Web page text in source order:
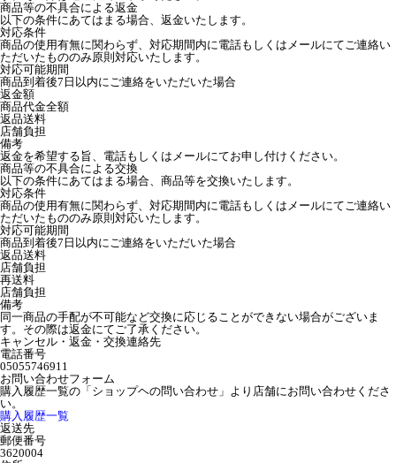
商品等の不具合による返金
以下の条件にあてはまる場合、返金いたします。
対応条件
商品の使用有無に関わらず、対応期間内に電話もしくはメールにてご連絡い
ただいたもののみ原則対応いたします。
対応可能期間
商品到着後7日以内にご連絡をいただいた場合
返金額
商品代金全額
返品送料
店舗負担
備考
返金を希望する旨、電話もしくはメールにてお申し付けください。
商品等の不具合による交換
以下の条件にあてはまる場合、商品等を交換いたします。
対応条件
商品の使用有無に関わらず、対応期間内に電話もしくはメールにてご連絡い
ただいたもののみ原則対応いたします。
対応可能期間
商品到着後7日以内にご連絡をいただいた場合
返品送料
店舗負担
再送料
店舗負担
備考
同一商品の手配が不可能など交換に応じることができない場合がございま
す。その際は返金にてご了承ください。
キャンセル・返金・交換連絡先
電話番号
05055746911
お問い合わせフォーム
購入履歴一覧の「ショップヘの問い合わせ」より店舗にお問い合わせくださ
い。
購入履歴一覧
返送先
郵便番号
3620004